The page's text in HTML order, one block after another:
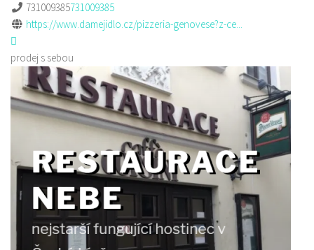
731009385731009385
https://www.damejidlo.cz/pizzeria-genovese?z-ce...
prodej s sebou